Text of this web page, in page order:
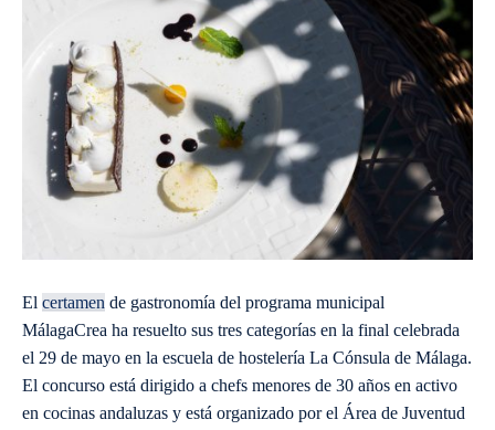
El certamen de gastronomía del programa municipal
MálagaCrea ha resuelto sus tres categorías en la final celebrada
el 29 de mayo en la escuela de hostelería La Cónsula de Málaga.
El concurso está dirigido a chefs menores de 30 años en activo
en cocinas andaluzas y está organizado por el Área de Juventud